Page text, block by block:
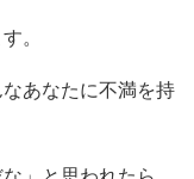
。
あなたに不満を持